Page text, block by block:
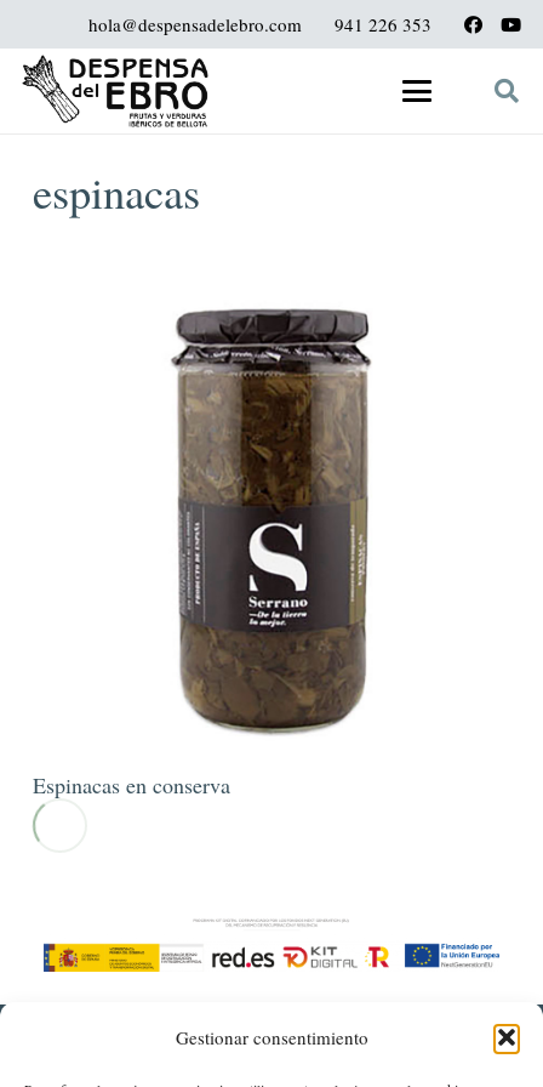
Gestionar consentimiento
hola@despensadelebro.com 941 226 353
espinacas
Espinacas en conserva